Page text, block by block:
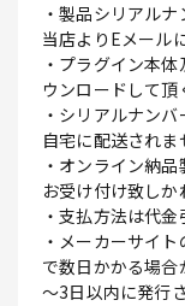
・製品シリアル
当店よりEメール
・プラグイン本
ウンロードして頂
・シリアルナン
自宅に配送されま
・オンライン納
お受け付け致しか
・支払方法は代
・メーカーサイ
で数日かかる場
～3日以内に発行